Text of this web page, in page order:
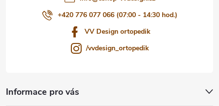
+420 776 077 066 (07:00 - 14:30 hod.)
VV Design ortopedik
/vvdesign_ortopedik
Informace pro vás